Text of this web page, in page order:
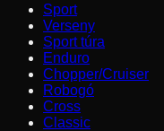
Sport
Verseny
Sport túra
Enduro
Chopper/Cruiser
Robogó
Cross
Classic